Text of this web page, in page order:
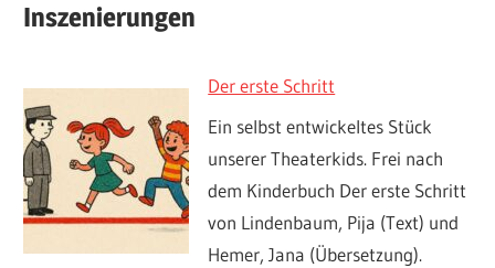
Inszenierungen
Der erste Schritt
Ein selbst entwickeltes Stück
unserer Theaterkids. Frei nach
dem Kinderbuch Der erste Schritt
von Lindenbaum, Pija (Text) und
Hemer, Jana (Übersetzung).